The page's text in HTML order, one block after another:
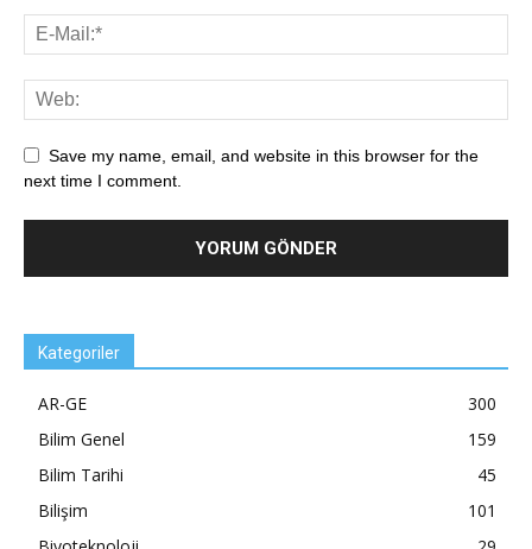
Save my name, email, and website in this browser for the
next time I comment.
Kategoriler
AR-GE
300
Bilim Genel
159
Bilim Tarihi
45
Bilişim
101